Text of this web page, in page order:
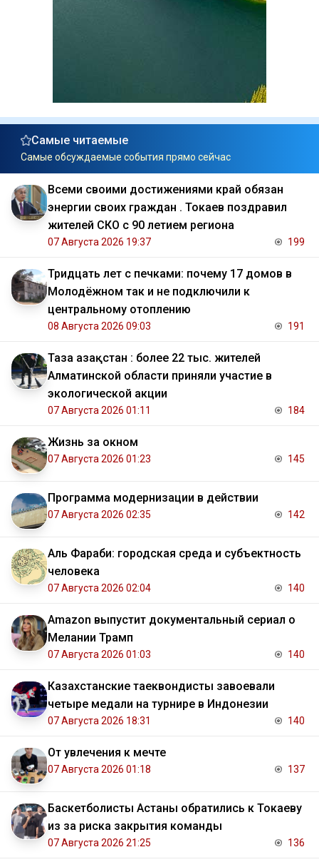
Самые читаемые
Самые обсуждаемые события прямо сейчас
Всеми своими достижениями край обязан
энергии своих граждан . Токаев поздравил
жителей СКО с 90 летием региона
07 Августа 2026 19:37 199
Тридцать лет с печками: почему 17 домов в
Молодёжном так и не подключили к
центральному отоплению
08 Августа 2026 09:03 191
Таза Қазақстан : более 22 тыс. жителей
Алматинской области приняли участие в
экологической акции
07 Августа 2026 01:11 184
Жизнь за окном
07 Августа 2026 01:23 145
Программа модернизации в действии
07 Августа 2026 02:35 142
Аль Фараби: городская среда и субъектность
человека
07 Августа 2026 02:04 140
Amazon выпустит документальный сериал о
Мелании Трамп
07 Августа 2026 01:03 140
Казахстанские таеквондисты завоевали
четыре медали на турнире в Индонезии
07 Августа 2026 18:31 140
От увлечения к мечте
07 Августа 2026 01:18 137
Баскетболисты Астаны обратились к Токаеву
из за риска закрытия команды
07 Августа 2026 21:25 136